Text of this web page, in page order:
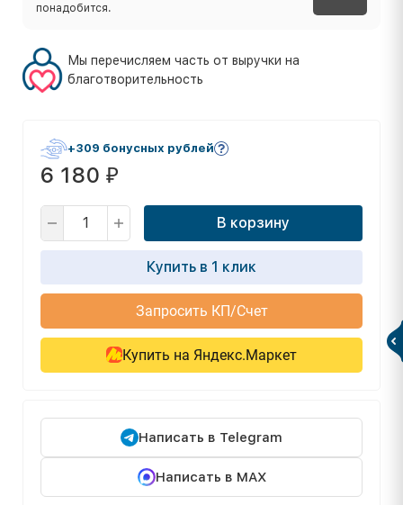
понадобится.
Мы перечисляем часть от выручки на
благотворительность
+309 бонусных рублей
6 180 ₽
В корзину
Купить в 1 клик
Запросить КП/Счет
Купить на Яндекс.Маркет
Написать в Telegram
Написать в MAX